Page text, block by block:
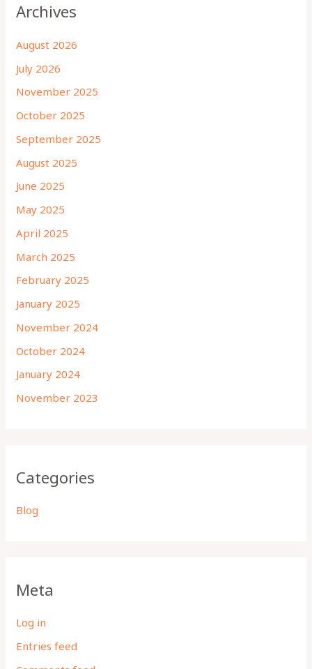
Archives
August 2026
July 2026
November 2025
October 2025
September 2025
August 2025
June 2025
May 2025
April 2025
March 2025
February 2025
January 2025
November 2024
October 2024
January 2024
November 2023
Categories
Blog
Meta
Log in
Entries feed